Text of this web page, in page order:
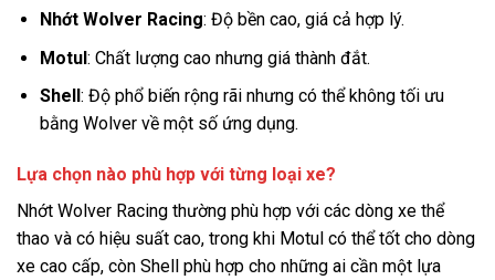
Nhớt Wolver Racing: Độ bền cao, giá cả hợp lý.
Motul: Chất lượng cao nhưng giá thành đắt.
Shell : Độ phổ biến rộng rãi nhưng có thể không tối ưu
bằng Wolver về một số ứng dụng.
Lựa chọn nào phù hợp với từng loại xe?
Nhớt Wolver Racing thường phù hợp với các dòng xe thể
thao và có hiệu suất cao, trong khi Motul có thể tốt cho dòng
xe cao cấp, còn Shell phù hợp cho những ai cần một lựa